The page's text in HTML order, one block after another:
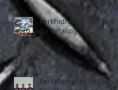
Perkhidmatan lori sewa
Sri Petaling
Perkhidmatan lori sewa